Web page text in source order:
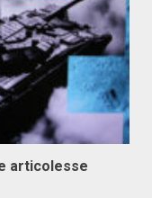
articolesse